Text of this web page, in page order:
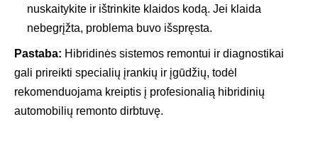
nuskaitykite ir ištrinkite klaidos kodą. Jei klaida
nebegrįžta, problema buvo išspręsta.
Pastaba: Hibridinės sistemos remontui ir diagnostikai
gali prireikti specialių įrankių ir įgūdžių, todėl
rekomenduojama kreiptis į profesionalią hibridinių
automobilių remonto dirbtuvę.